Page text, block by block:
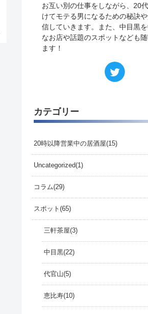
お互い別の仕事をしながら、20
けてモテる男になるための秘訣
信していきます。また、中目黒
なお店や話題のスポットなども
ます！
カテゴリー
20時以降営業中の居酒屋 15
Uncategorized 1
コラム 29
スポット 65
三軒茶屋 3
中目黒 22
代官山 5
恵比寿 10